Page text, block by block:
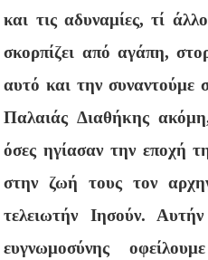
και τις αδυναμίες, τί
σκορπίζει από αγάπη,
αυτό και την συναντούμε
Παλαιάς Διαθήκης
όσες ηγίασαν την εποχή
στην ζωή τους τον
τελειωτήν Ιησούν.
ευγνωμοσύνης